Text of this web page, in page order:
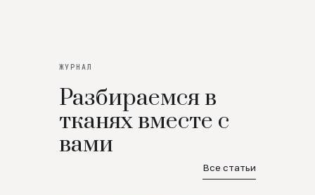
ЖУРНАЛ
Разбираемся в
тканях вместе с
вами
Все статьи